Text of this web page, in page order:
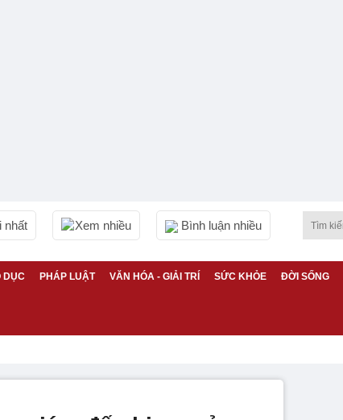
nhất Xem nhiều Bình luận nhiều
DỤC PHÁP LUẬT VĂN HÓA - GIẢI TRÍ SỨC KHỎE ĐỜI SỐNG